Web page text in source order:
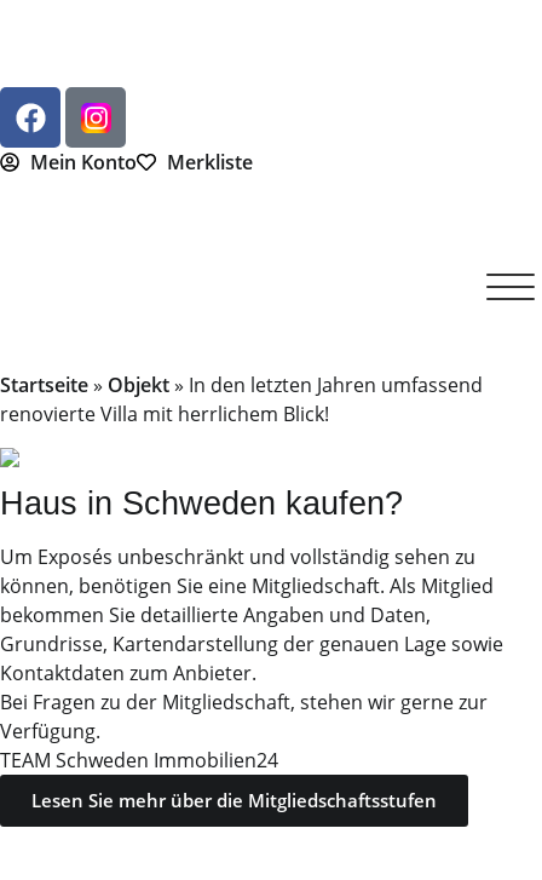
Mein Konto Merkliste
Startseite» Objekt» In den letzten Jahren umfassend
renovierte Villa mit herrlichem Blick!
Haus in Schweden kaufen?
Um Exposés unbeschränkt und vollständig sehen zu
können, benötigen Sie eine Mitgliedschaft. Als Mitglied
bekommen Sie detaillierte Angaben und Daten,
Grundrisse, Kartendarstellung der genauen Lage sowie
Kontaktdaten zum Anbieter.
Bei Fragen zu der Mitgliedschaft, stehen wir gerne zur
Verfügung.
TEAM Schweden Immobilien24
Lesen Sie mehr über die Mitgliedschaftsstufen